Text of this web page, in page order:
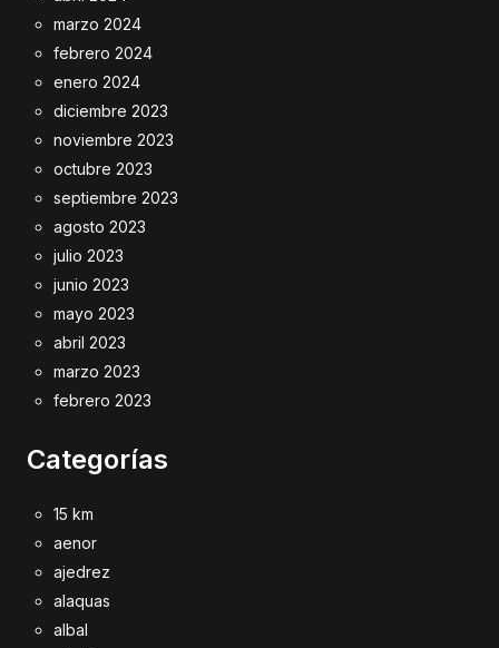
marzo 2024
febrero 2024
enero 2024
diciembre 2023
noviembre 2023
octubre 2023
septiembre 2023
agosto 2023
julio 2023
junio 2023
mayo 2023
abril 2023
marzo 2023
febrero 2023
Categorías
15 km
aenor
ajedrez
alaquas
albal